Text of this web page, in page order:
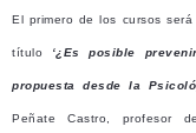
El primero de los cursos
título ‘¿Es posible
propuesta desde la
Peñate Castro, profesor